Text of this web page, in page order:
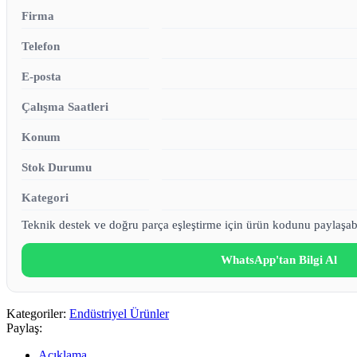
Firma
Telefon
E-posta
Çalışma Saatleri
Konum
Stok Durumu
Kategori
Teknik destek ve doğru parça eşleştirme için ürün kodunu
WhatsApp'tan Bilgi Al
Kategoriler: Endüstriyel Ürünler
Paylaş: